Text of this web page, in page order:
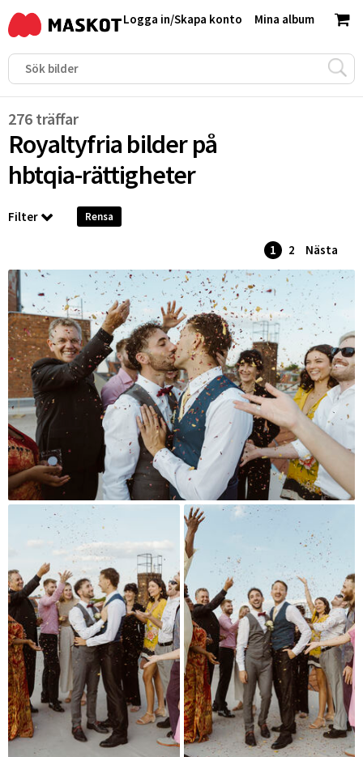
Mina album
Logga in/Skapa konto
276 träffar
Royaltyfria bilder på
hbtqia-rättigheter
Filter Rensa
1 2 Nästa